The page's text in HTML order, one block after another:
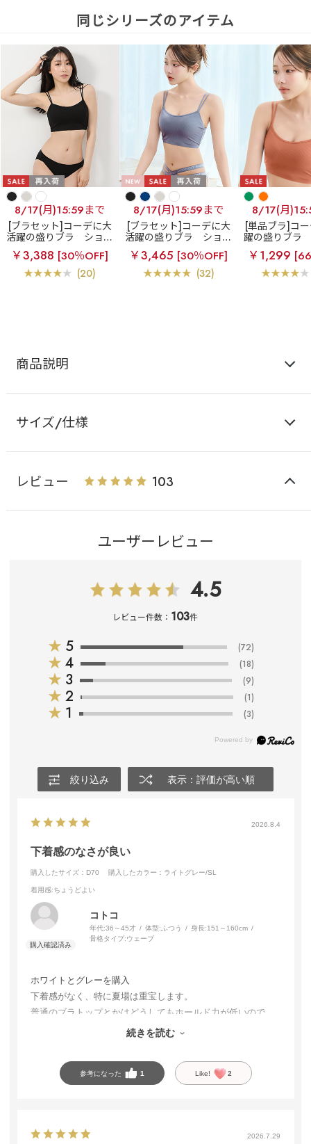
同じシリーズのアイテム
8/17(月)15:59まで
[ブラセット]コーデに大
活躍の盛りブラ
ショー
トレングス ブラトップ
超盛ブラ(R) ブラジャー&
ショーツ
￥3,388 [30％OFF]
(20)
8/17(月)15:59まで
[ブラセット]コーデに大
活躍の盛りブラ
ショー
トレングス ブラトップ
超盛ブラ(R) ブラジャー&
ハーフバックショーツ
￥3,465 [30％OFF]
(32)
8/17(月
[単品ブラ]コ
躍の盛りブラ
レングス ブ
盛ブラ(R) 単
ー
￥1,299
商品説明
サイズ/仕様
レビュー 103
ユーザーレビュー
4.5
レビュー件数： 103件
★ 5 (72)
★ 4 (18)
★ 3 (9)
★ 2 (1)
★ 1 (3)
絞り込み 表示：評価が高い順
2026.8.4
下着感のなさが良い
購入したサイズ：D70 購入したカラー：ライトグレー/SL
着用感:ちょうどよい
コトコ
年代:36～45才 体型: ふつう 身長:151～160cm
骨格タイプ:ウェーブ
ホワイトとグレーを購入
下着感がなく、特に夏場は重宝します。
普通のブラトップとかはどうしてもホールド力が低いので、
毎日ブラとキャミを重ね着してて暑さに耐えるしかなかった
続きを読む
参考になった 1 Like! 2
2026.7.29